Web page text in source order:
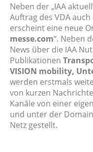
Neben der „IAA
Auftrag des VDA
erscheint eine neue
messe.com“. Neben
News über die IAA
Publikationen
VISION mobility,
werden erstmals
von kurzen
Kanäle von einer
und unter der
Netz gestellt.